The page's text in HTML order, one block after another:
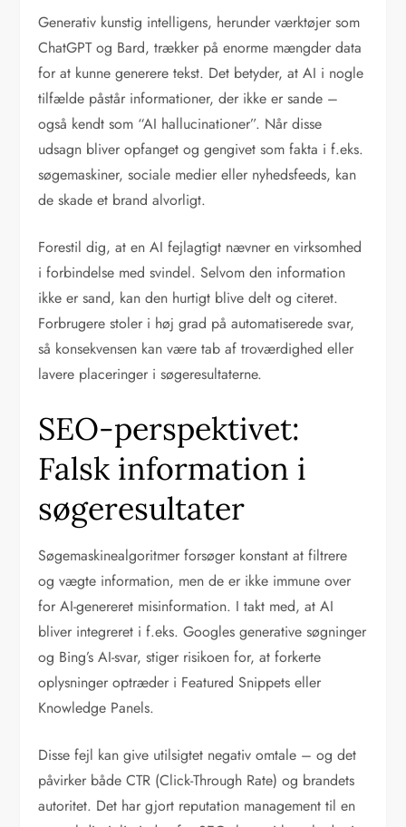
Generativ kunstig intelligens, herunder værktøjer som
ChatGPT og Bard, trækker på enorme mængder data
for at kunne generere tekst. Det betyder, at AI i nogle
tilfælde påstår informationer, der ikke er sande –
også kendt som “AI hallucinationer”. Når disse
udsagn bliver opfanget og gengivet som fakta i f.eks.
søgemaskiner, sociale medier eller nyhedsfeeds, kan
de skade et brand alvorligt.
Forestil dig, at en AI fejlagtigt nævner en virksomhed
i forbindelse med svindel. Selvom den information
ikke er sand, kan den hurtigt blive delt og citeret.
Forbrugere stoler i høj grad på automatiserede svar,
så konsekvensen kan være tab af troværdighed eller
lavere placeringer i søgeresultaterne.
SEO-perspektivet:
Falsk information i
søgeresultater
Søgemaskinealgoritmer forsøger konstant at filtrere
og vægte information, men de er ikke immune over
for AI-genereret misinformation. I takt med, at AI
bliver integreret i f.eks. Googles generative søgninger
og Bing’s AI-svar, stiger risikoen for, at forkerte
oplysninger optræder i Featured Snippets eller
Knowledge Panels.
Disse fejl kan give utilsigtet negativ omtale – og det
påvirker både CTR (Click-Through Rate) og brandets
autoritet. Det har gjort reputation management til en